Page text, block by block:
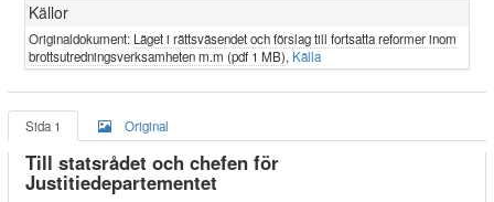
Källor
Originaldokument: Läget i rättsväsendet och förslag till fortsatta reformer inom
brottsutredningsverksamheten m.m (pdf 1 MB), Källa
Sida 1 Original
Till statsrådet och chefen för
Justitiedepartementet